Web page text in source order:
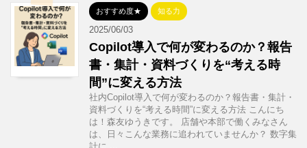
おすすめ度★ 知る力
2025/06/03
Copilot導入で何が変わるのか？報告
書・集計・資料づくりを“考える時
間”に変える方法
社内Copilot導入で何が変わるのか？報告書・集計・
資料づくりを“考える時間”に変える方法 こんにち
は！森友ゆうきです。 店舗や本部で働くみなさん
は、日々こんな業務に追われていませんか？ 数字集